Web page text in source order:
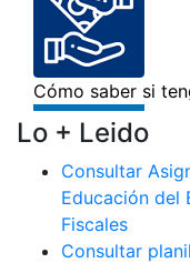
Lo + Leido
Consultar
Educación del
Fiscales
Consultar